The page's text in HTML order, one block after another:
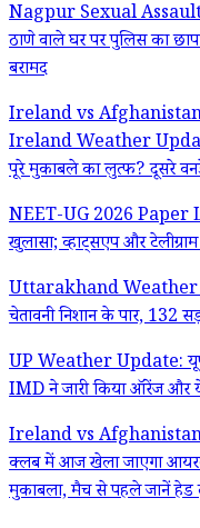
Nagpur Sexual Assault
ठाणे वाले घर पर पुलिस का
बरामद
Ireland vs
Ireland Weather
पूरे मुकाबले का लुत्फ? दूसरे
NEET-UG 2026 Paper
खुलासा; व्हाट्सएप और
Uttarakhand Weather
चेतावनी निशान के पार, 132
UP Weather Update:
IMD ने जारी किया ऑरेंज और
Ireland vs Afghanistan
क्लब में आज खेला जाएगा
मुकाबला, मैच से पहले जानें हेड टू